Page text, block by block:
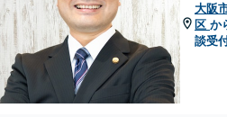
大阪
区 か
談受